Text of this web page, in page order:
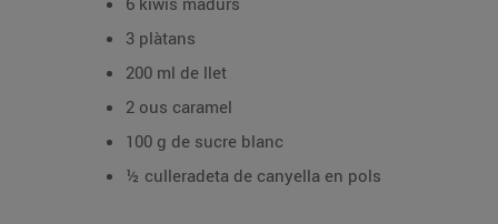
3 plàtans
200 ml de llet
2 ous caramel
100 g de sucre blanc
½ culleradeta de canyella en pols